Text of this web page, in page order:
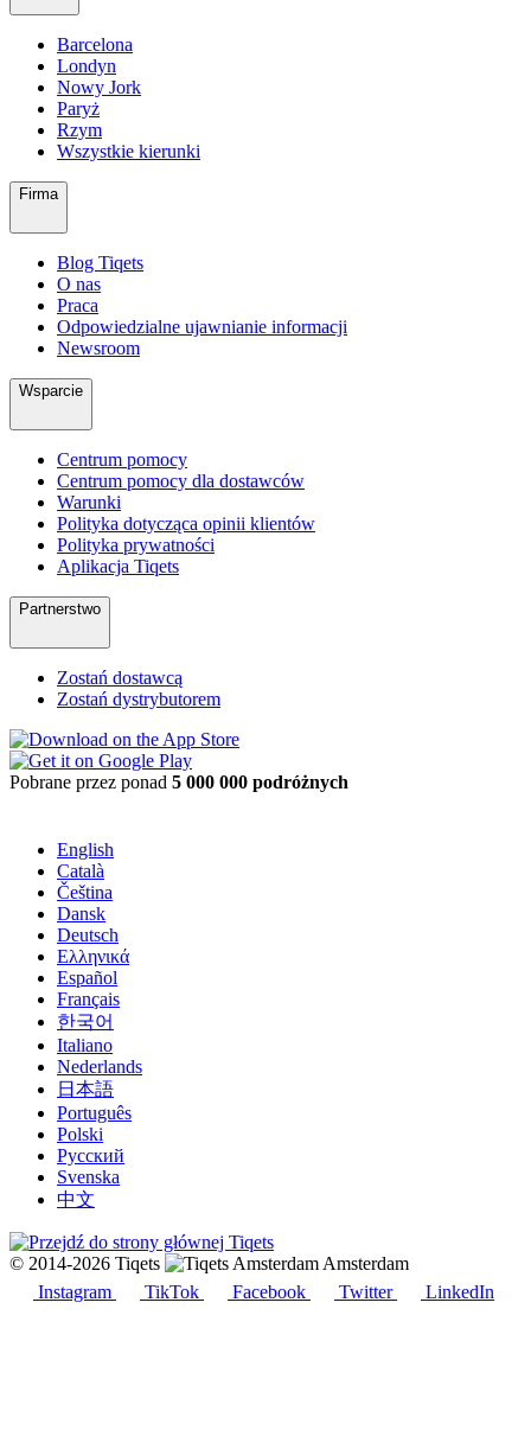
Barcelona
Londyn
Nowy Jork
Paryż
Rzym
Wszystkie kierunki
Firma
Blog Tiqets
O nas
Praca
Odpowiedzialne ujawnianie informacji
Newsroom
Wsparcie
Centrum pomocy
Centrum pomocy dla dostawców
Warunki
Polityka dotycząca opinii klientów
Polityka prywatności
Aplikacja Tiqets
Partnerstwo
Zostań dostawcą
Zostań dystrybutorem
Pobrane przez ponad 5 000 000 podróżnych
English
Català
Čeština
Dansk
Deutsch
Ελληνικά
Español
Français
한국어
Italiano
Nederlands
日本語
Português
Polski
Русский
Svenska
中文
© 2014-2026 Tiqets
Amsterdam
Instagram
TikTok Facebook Twitter LinkedIn